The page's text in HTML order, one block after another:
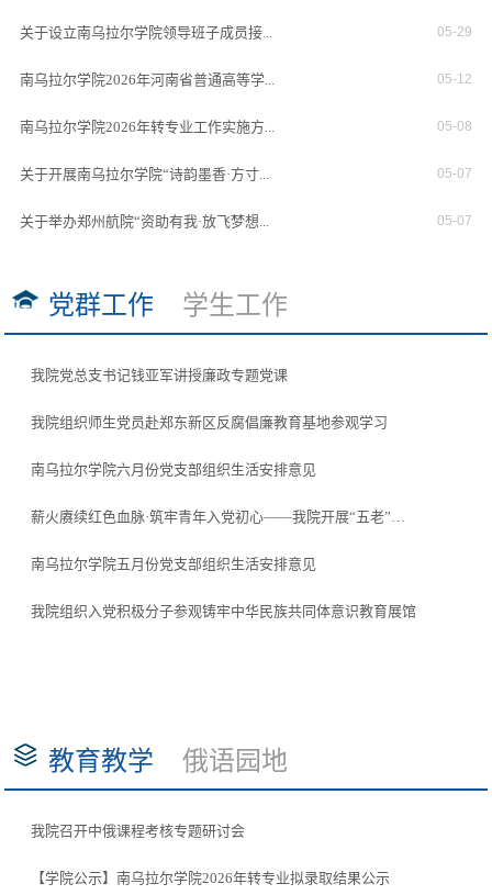
关于设立南乌拉尔学院领导班子成员接... 05-29
南乌拉尔学院2026年河南省普通高等学... 05-12
南乌拉尔学院2026年转专业工作实施方... 05-08
关于开展南乌拉尔学院“诗韵墨香·方寸... 05-07
关于举办郑州航院“资助有我·放飞梦想... 05-07
党群工作 学生工作
我院党总支书记钱亚军讲授廉政专题党课
我院组织师生党员赴郑东新区反腐倡廉教育基地参观学习
南乌拉尔学院六月份党支部组织生活安排意见
薪火赓续红色血脉·筑牢青年入党初心——我院开展“五老”…
南乌拉尔学院五月份党支部组织生活安排意见
我院组织入党积极分子参观铸牢中华民族共同体意识教育展馆
教育教学 俄语园地
我院召开中俄课程考核专题研讨会
【学院公示】南乌拉尔学院2026年转专业拟录取结果公示